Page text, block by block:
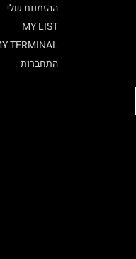
ההזמנות שלי
MY LIST
TERMINAL
התחברות